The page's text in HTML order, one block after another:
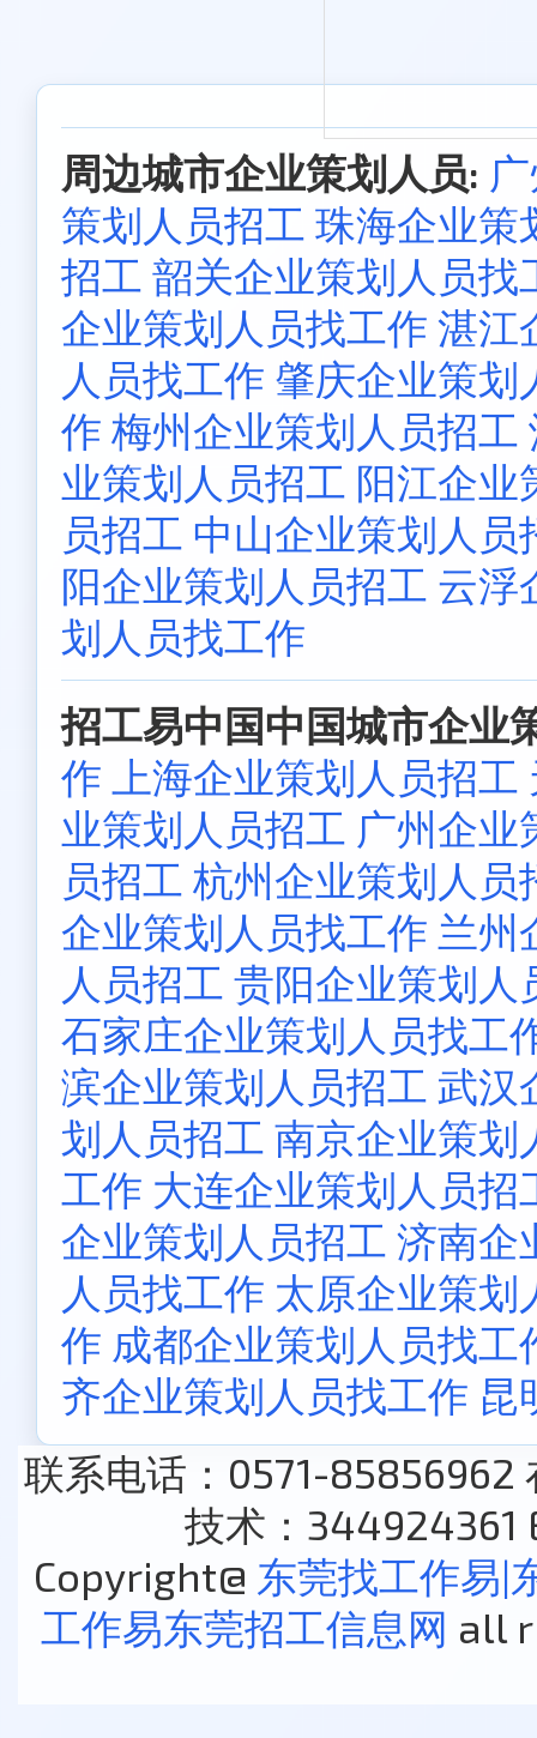
周边城市企业策划人员:
策划人员招工 珠海企业策
招工 韶关企业策划人员找
企业策划人员找工作 湛江
人员找工作 肇庆企业策划
作 梅州企业策划人员招工
业策划人员招工 阳江企业
员招工 中山企业策划人员
阳企业策划人员招工 云浮
划人员找工作
招工易中国中国城市企业
作 上海企业策划人员招工
业策划人员招工 广州企业
员招工 杭州企业策划人员
企业策划人员找工作 兰州
人员招工 贵阳企业策划人
石家庄企业策划人员找工
滨企业策划人员招工 武汉
划人员招工 南京企业策划
工作 大连企业策划人员招
企业策划人员招工 济南企
人员找工作 太原企业策划
作 成都企业策划人员找工
齐企业策划人员找工作 昆
联系电话：0571-85856962
技术：344924361
Copyright@ 东莞找工作易|
工作易东莞招工信息网 all